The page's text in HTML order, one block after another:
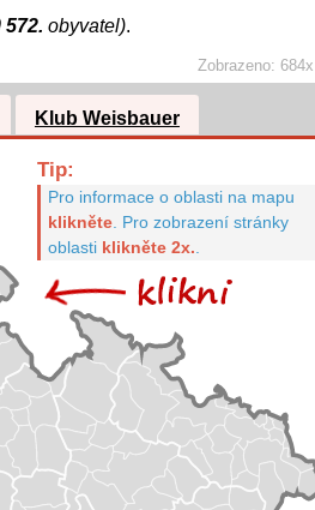
Zobrazeno:684x
572. obyvatel).
Klub Weisbauer
Tip:
Pro informace o oblasti na mapu
klikněte. Pro zobrazení stránky
oblasti klikněte 2x.